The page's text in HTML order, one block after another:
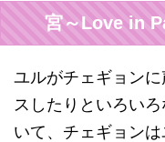
宮～Love in
ユルがチェギョン
スしたりといろい
いて、チェギョン